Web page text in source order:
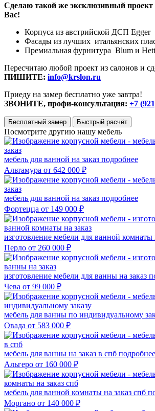
Сделаю такой же эксклюзивный проект
Вас!
Корпуса из австрийской ДСП Egger
Фасады из лучших итальянских
Премиальная фурнитура Blum и
Пересчитаю любой проект из салонов и
ПИШИТЕ: info@krslon.ru
Приеду на замер бесплатно уже завтра!
ЗВОНИТЕ, профи-консультация: +7
Бесплатный замер Быстрый расчёт
Посмотрите другию нашу мебель
мебель для ванной на заказ подробнее
Альтамура от 642 000 ₽
мебель для ванной на заказ подробнее
Фортецца от 149 000 ₽
изготовление мебели для ванной комнаты
Перло от 260 000 ₽
изготовление мебели для ванны на заказ
Чева от 99 000 ₽
мебель для ванны по индивидуальному
Овада от 583 000 ₽
мебель для ванны на заказ в спб подробнее
Альгеро от 160 000 ₽
мебель для ванной комнаты на заказ спб
Моргано от 140 000 ₽